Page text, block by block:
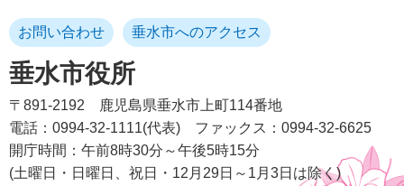
垂水市役所
お問い合わせ 垂水市へのアクセス
〒891-2192
鹿児島県垂水市上町114番地
電話：0994-32-1111(代表)
ファックス：0994-32-6625
開庁時間：午前8時30分～午後5時15分
(土曜日・日曜日、祝日・12月29日～1月3日は除く)